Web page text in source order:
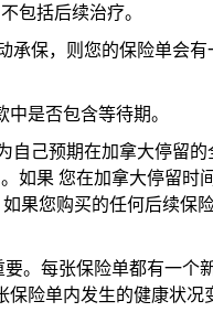
包括后续治疗。
承保，则您的保险单会
是否包含等待期。
自己预期在加拿大停留
如果 您在加拿大停留时
您购买的任何后续保险
。每张保险单都有一个
险单内发生的健康状况